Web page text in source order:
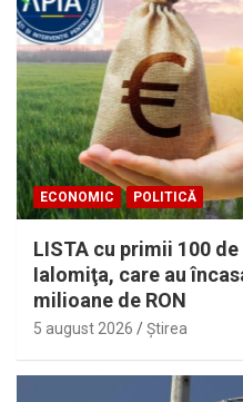
ECONOMIC POLITICĂ
LISTA cu primii 100 de
Ialomiţa, care au
milioane de RON
5 august 2026 Ştirea